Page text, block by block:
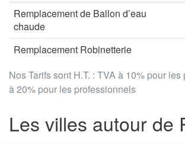
Nos Tarifs sont H.T. : TVA à 10% pour
à 20% pour les professionnels
Remplacement de Ballon d’eau
chaude
Remplacement Robinetterie
Les villes autour de